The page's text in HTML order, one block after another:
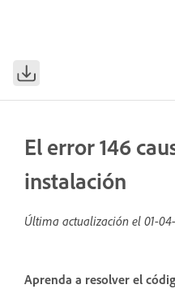
El error 146
instalación
Última actualización el 01-
Aprenda a resolver el